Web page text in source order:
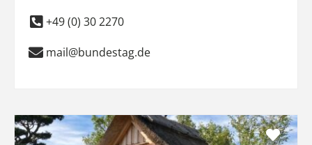
+49 (0) 30 2270
mail@bundestag.de